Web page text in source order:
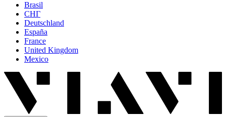
Brasil
СНГ
Deutschland
España
France
United Kingdom
Mexico